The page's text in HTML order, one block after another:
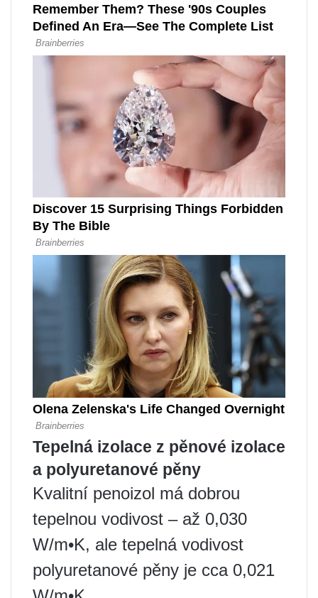
Tepelná izolace z pěnové izolace
a polyuretanové pěny
Kvalitní penoizol má dobrou
tepelnou vodivost – až 0,030
W/m•K, ale tepelná vodivost
polyuretanové pěny je cca 0,021